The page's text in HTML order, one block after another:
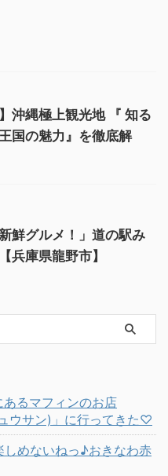
沖縄極上観光地 『 知る
国の魅力』を徹底解
鮮グルメ！」道の駅み
兵庫県龍野市】
るマフィンのお店
ウサン)」に行ってきた♡
めないねっ♪おきなわ赤